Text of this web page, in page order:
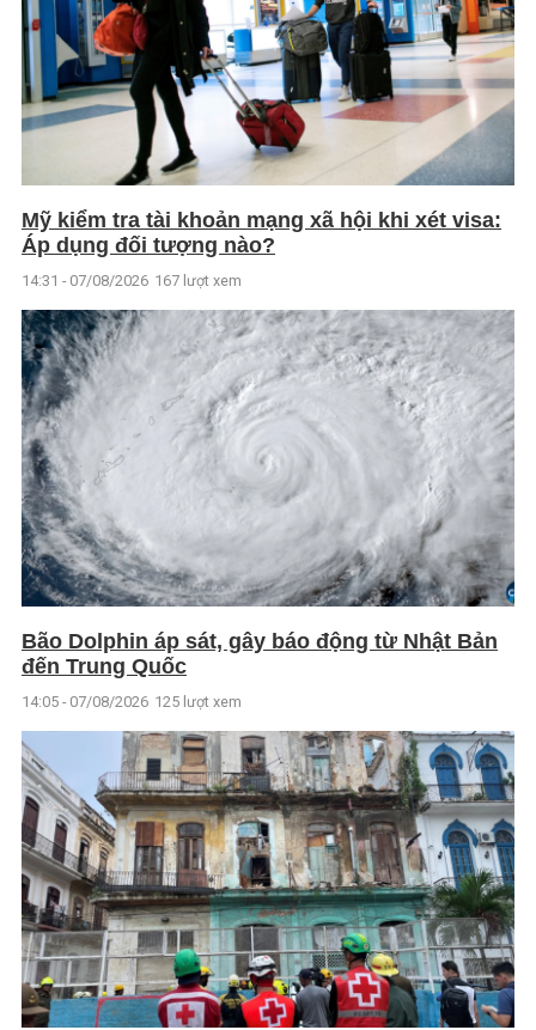
Mỹ kiểm tra tài khoản mạng xã hội khi xét visa:
Áp dụng đối tượng nào?
14:31 - 07/08/2026 167 lượt xem
Bão Dolphin áp sát, gây báo động từ Nhật Bản
đến Trung Quốc
14:05 - 07/08/2026 125 lượt xem